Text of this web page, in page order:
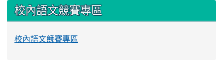
校內語文競賽專區
校內語文競賽專區